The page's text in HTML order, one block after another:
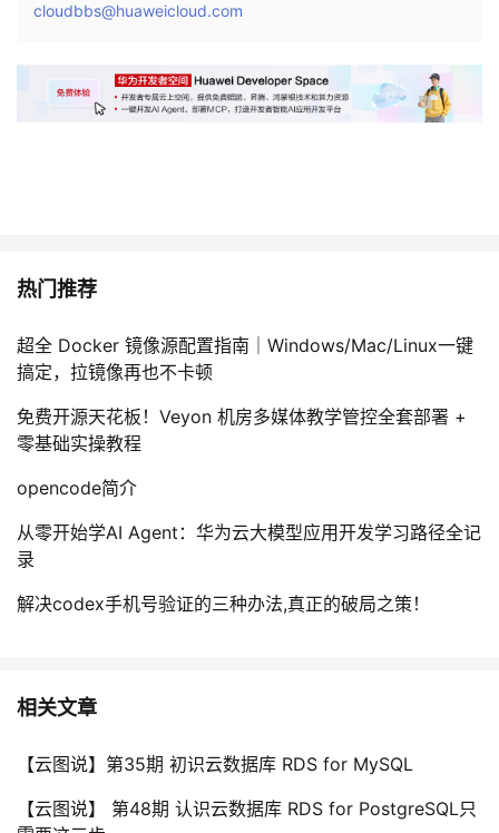
cloudbbs@huaweicloud.com
热门推荐
超全 Docker 镜像源配置指南｜Windows/Mac/Linux一键
搞定，拉镜像再也不卡顿
免费开源天花板！Veyon 机房多媒体教学管控全套部署 +
零基础实操教程
opencode简介
从零开始学AI Agent：华为云大模型应用开发学习路径全记
录
解决codex手机号验证的三种办法,真正的破局之策！
相关文章
【云图说】第35期 初识云数据库 RDS for MySQL
【云图说】 第48期 认识云数据库 RDS for PostgreSQL只